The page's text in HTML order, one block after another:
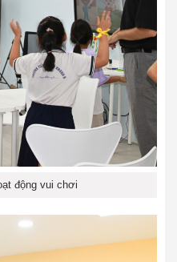
động vui chơi